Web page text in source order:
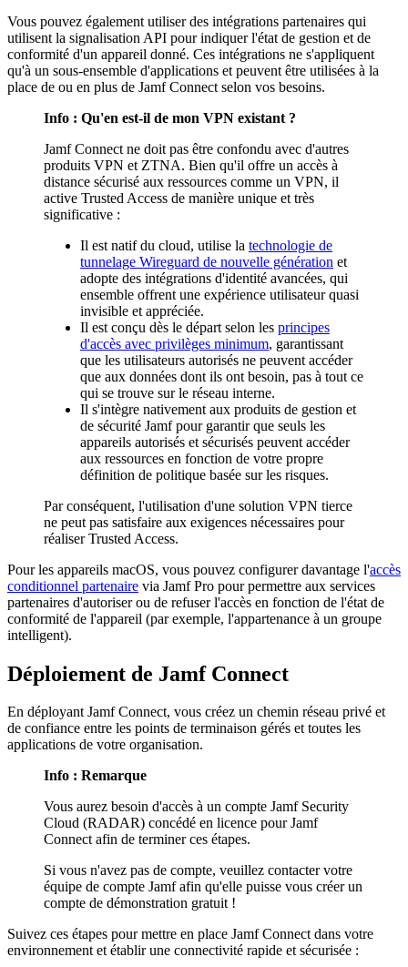
Vous pouvez également utiliser des intégrations partenaires qui
utilisent la signalisation API pour indiquer l'état de gestion et de
conformité d'un appareil donné. Ces intégrations ne s'appliquent
qu'à un sous-ensemble d'applications et peuvent être utilisées à la
place de ou en plus de Jamf Connect selon vos besoins.
Info : Qu'en est-il de mon VPN existant ?
Jamf Connect ne doit pas être confondu avec d'autres
produits VPN et ZTNA. Bien qu'il offre un accès à
distance sécurisé aux ressources comme un VPN, il
active Trusted Access de manière unique et très
significative :
Il est natif du cloud, utilise la technologie de
tunnelage Wireguard de nouvelle génération et
adopte des intégrations d'identité avancées, qui
ensemble offrent une expérience utilisateur quasi
invisible et appréciée.
Il est conçu dès le départ selon les principes
d'accès avec privilèges minimum, garantissant
que les utilisateurs autorisés ne peuvent accéder
que aux données dont ils ont besoin, pas à tout ce
qui se trouve sur le réseau interne.
Il s'intègre nativement aux produits de gestion et
de sécurité Jamf pour garantir que seuls les
appareils autorisés et sécurisés peuvent accéder
aux ressources en fonction de votre propre
définition de politique basée sur les risques.
Par conséquent, l'utilisation d'une solution VPN tierce
ne peut pas satisfaire aux exigences nécessaires pour
réaliser Trusted Access.
Pour les appareils macOS, vous pouvez configurer davantage l'accès
conditionnel partenaire via Jamf Pro pour permettre aux services
partenaires d'autoriser ou de refuser l'accès en fonction de l'état de
conformité de l'appareil (par exemple, l'appartenance à un groupe
intelligent).
Déploiement de Jamf Connect
En déployant Jamf Connect, vous créez un chemin réseau privé et
de confiance entre les points de terminaison gérés et toutes les
applications de votre organisation.
Info : Remarque
Vous aurez besoin d'accès à un compte Jamf Security
Cloud (RADAR) concédé en licence pour Jamf
Connect afin de terminer ces étapes.
Si vous n'avez pas de compte, veuillez contacter votre
équipe de compte Jamf afin qu'elle puisse vous créer un
compte de démonstration gratuit !
Suivez ces étapes pour mettre en place Jamf Connect dans votre
environnement et établir une connectivité rapide et sécurisée :